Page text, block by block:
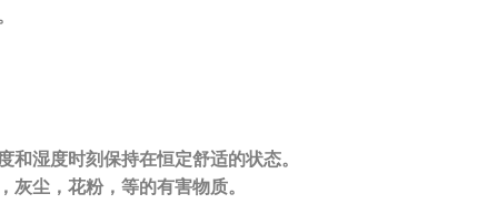
湿度时刻保持在恒定舒适的状态。
尘，花粉，等的有害物质。